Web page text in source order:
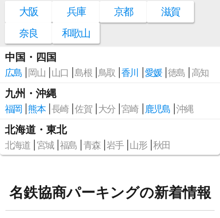
大阪 兵庫 京都
滋賀
奈良
和歌山
中国・四国
広島 岡山 山口 島根 鳥取 香川 愛媛 徳島 高知
九州・沖縄
福岡 熊本 長崎 佐賀 大分 宮崎 鹿児島 沖縄
北海道・東北
北海道 宮城 福島 青森 岩手 山形 秋田
名鉄協商パーキングの新着情報